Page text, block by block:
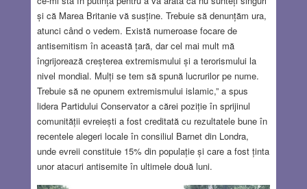
și că Marea Britanie vă susține. Trebuie să denunțăm ura,
atunci când o vedem. Există numeroase focare de
antisemitism în această țară, dar cel mai mult mă
îngrijorează creșterea extremismului și a terorismului la
nivel mondial. Mulți se tem să spună lucrurilor pe nume.
Trebuie să ne opunem extremismului islamic,” a spus
lidera Partidului Conservator a cărei poziție în sprijinul
comunității evreiești a fost creditată cu rezultatele bune în
recentele alegeri locale în consiliul Barnet din Londra,
unde evreii constituie 15% din populație și care a fost ținta
unor atacuri antisemite în ultimele două luni.